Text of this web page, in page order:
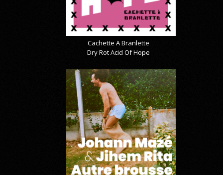
Cachette A Branlette
Dry Rot Acid Of Hope